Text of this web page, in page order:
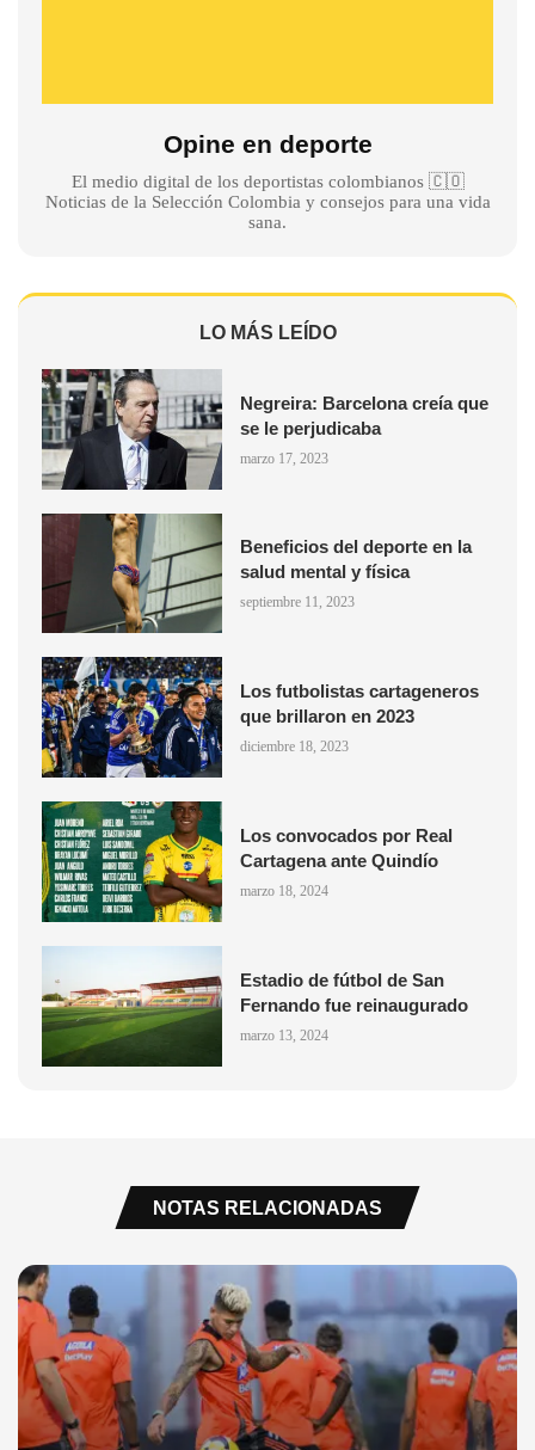
Opine en deporte
El medio digital de los deportistas colombianos 🇨🇴
Noticias de la Selección Colombia y consejos para una vida
sana.
LO MÁS LEÍDO
Negreira: Barcelona creía que
se le perjudicaba
marzo 17, 2023
Beneficios del deporte en la
salud mental y física
septiembre 11, 2023
Los futbolistas cartageneros
que brillaron en 2023
diciembre 18, 2023
Los convocados por Real
Cartagena ante Quindío
marzo 18, 2024
Estadio de fútbol de San
Fernando fue reinaugurado
marzo 13, 2024
NOTAS RELACIONADAS